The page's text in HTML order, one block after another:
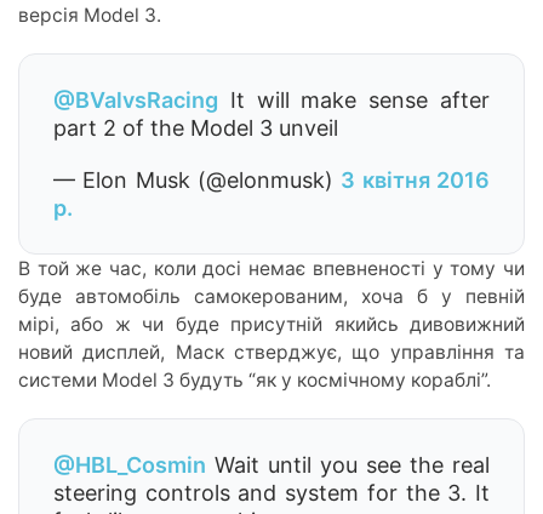
версія Model 3.
@BValvsRacing It will make sense after
part 2 of the Model 3 unveil
— Elon Musk (@elonmusk) 3 квітня 2016
р.
В той же час, коли досі немає впевненості у тому чи
буде автомобіль самокерованим, хоча б у певній
мірі, або ж чи буде присутній якийсь дивовижний
новий дисплей, Маск стверджує, що управління та
системи Model 3 будуть “як у космічному кораблі”.
@HBL_Cosmin Wait until you see the real
steering controls and system for the 3. It